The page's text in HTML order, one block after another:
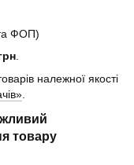
ФОП)
.
належної якості
товару